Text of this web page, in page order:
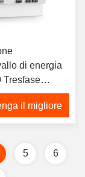
di energia
Tresfase
il migliore
5 6